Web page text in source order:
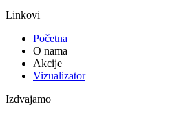
Linkovi
Početna
O nama
Akcije
Vizualizator
Izdvajamo